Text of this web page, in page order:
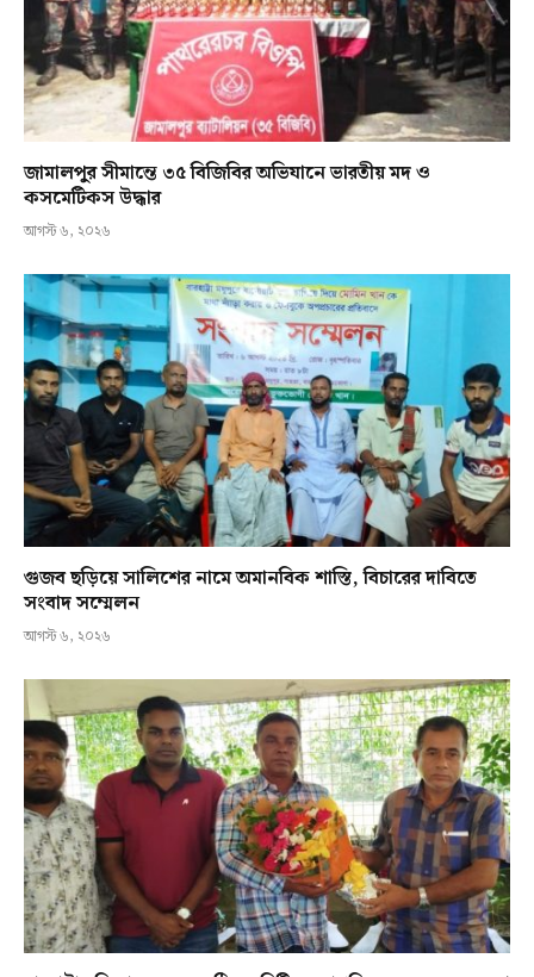
জামালপুর সীমান্তে ৩৫ বিজিবির অভিযানে ভারতীয় মদ ও
কসমেটিকস উদ্ধার
আগস্ট ৬, ২০২৬
গুজব ছড়িয়ে সালিশের নামে অমানবিক শাস্তি, বিচারের দাবিতে
সংবাদ সম্মেলন
আগস্ট ৬, ২০২৬